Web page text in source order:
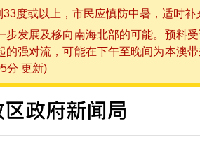
度或以上，市民应慎防中暑，适时
发展及移向南海北部的可能。预料
强对流，可能在下午至晚间为本澳
分 更新)